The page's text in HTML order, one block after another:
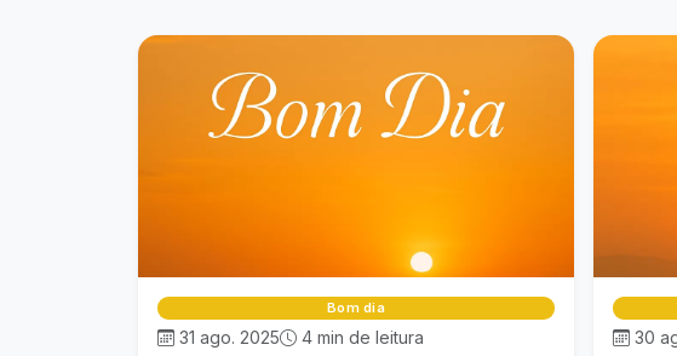
Bom dia
31 ago. 2025 4 min de leitura 30